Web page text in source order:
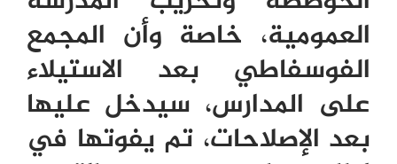
العمومية، خاصة وأن المجمع
الفوسفاطي بعد الاستيلاء
على المدارس، سيدخل عليها
بعد الإصلاحات، تم يفوتها في